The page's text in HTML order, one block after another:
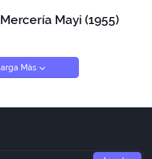
Mayi (1955)
Más